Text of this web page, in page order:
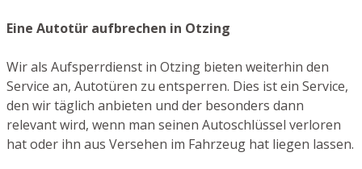
Eine Autotür aufbrechen in Otzing
Wir als Aufsperrdienst in Otzing bieten weiterhin den
Service an, Autotüren zu entsperren. Dies ist ein Service,
den wir täglich anbieten und der besonders dann
relevant wird, wenn man seinen Autoschlüssel verloren
hat oder ihn aus Versehen im Fahrzeug hat liegen lassen.